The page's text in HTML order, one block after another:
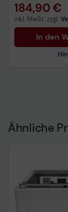
184,90 €
inkl. MwSt. zzgl.
In den
Ähnliche